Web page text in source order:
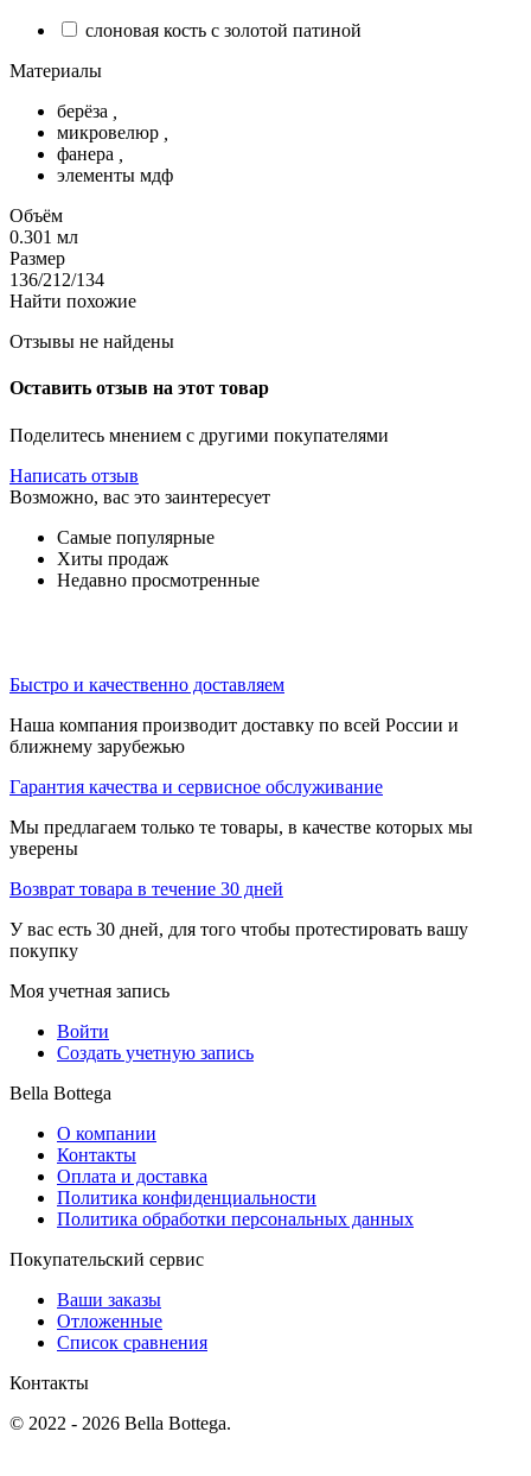
слоновая кость с золотой патиной
Материалы
берёза
микровелюр
фанера
элементы мдф
Объём
0.301 мл
Размер
136/212/134
Найти похожие
Отзывы не найдены
Оставить отзыв на этот товар
Поделитесь мнением с другими покупателями
Написать отзыв
Возможно, вас это заинтересует
Самые популярные
Хиты продаж
Недавно просмотренные
Быстро и качественно доставляем
Наша компания производит доставку по всей России и
ближнему зарубежью
Гарантия качества и сервисное обслуживание
Мы предлагаем только те товары, в качестве которых мы
уверены
Возврат товара в течение 30 дней
У вас есть 30 дней, для того чтобы протестировать вашу
покупку
Моя учетная запись
Войти
Создать учетную запись
Bella Bottega
О компании
Контакты
Оплата и доставка
Политика конфиденциальности
Политика обработки персональных данных
Покупательский сервис
Ваши заказы
Отложенные
Список сравнения
Контакты
© 2022 - 2026 Bella Bottega.